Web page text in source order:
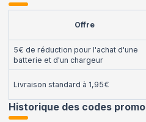
Offre
5€ de réduction pour l'achat d'une
batterie et d'un chargeur
Livraison standard à 1,95€
Historique des codes promo